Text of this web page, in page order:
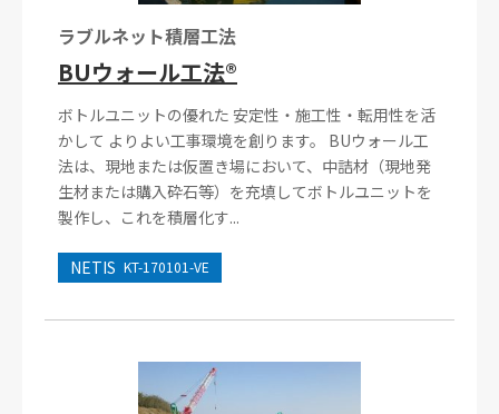
ラブルネット積層工法
BUウォール工法®
ボトルユニットの優れた 安定性・施工性・転用性を活
かして よりよい工事環境を創ります。 BUウォール工
法は、現地または仮置き場において、中詰材（現地発
生材または購入砕石等）を充填してボトルユニットを
製作し、これを積層化す...
NETIS KT-170101-VE